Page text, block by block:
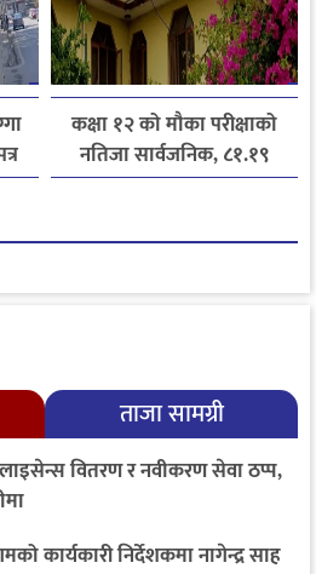
कक्षा १२ को मौका परीक्षाको
नतिजा सार्वजनिक, ८१.१९
प्रतिशत विद्यार्थी उत्तीर्ण
ताजा सामग्री
वितरण र नवीकरण सेवा ठप्प,
कार्यकारी निर्देशकमा नागेन्द्र साह